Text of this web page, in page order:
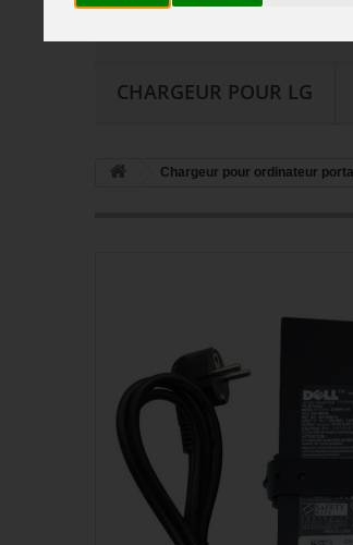
CHARGEUR POUR LG
Chargeur pour ordinateur